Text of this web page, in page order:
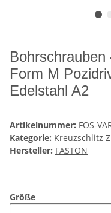
Form M
Edelstahl A2
Artikelnummer: FOS-
Kategorie: Kreuzschlitz Z
Hersteller: FASTON
Größe